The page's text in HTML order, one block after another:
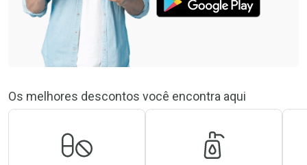
Os melhores descontos você encontra aqui